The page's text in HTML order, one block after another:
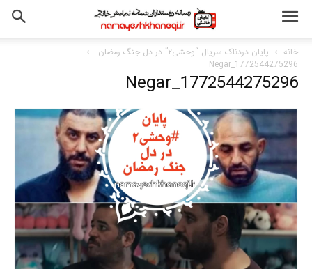
خانه
پایان دردناک سریال “وحشی۲” در دل جنگ رمضان
Negar_1772544275296
Negar_1772544275296